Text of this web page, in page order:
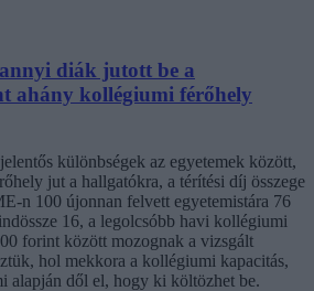
diák jutott be a
ahány kollégiumi férőhely
különbségek az egyetemek között,
jut a hallgatókra, a térítési díj összege
n 100 újonnan felvett egyetemistára 76
16, a legolcsóbb havi kollégiumi
forint között mozognak a vizsgált
hol mekkora a kollégiumi kapacitás,
alapján dől el, hogy ki költözhet be.